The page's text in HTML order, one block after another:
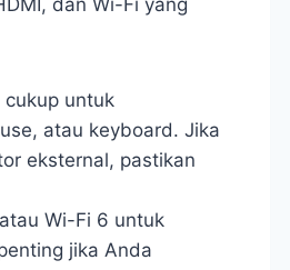
cukup untuk
atau keyboard. Jika
eksternal, pastikan
Wi-Fi 6 untuk
jika Anda